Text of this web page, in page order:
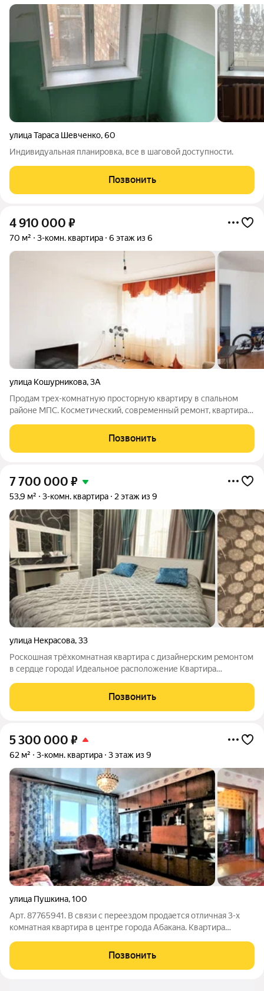
улица Тараса Шевченко,60
Индивидуальная планировка, все в шаговой доступности.
Позвонить
4 910 000 ₽
70 м² 3-комн. квартира 6 этаж из 6
улица Кошурникова,3А
Продам трех-комнатную просторную квартиру в спальном
районе МПС. Косметический, современный ремонт, квартира
стороны. На полу ламинат, потолок натяжной. Также в
квартире два балкона. Рядом вся
Позвонить
7 700 000 ₽
53,9 м² 3-комн. квартира 2 этаж из 9
улица Некрасова,33
Роскошная трёхкомнатная квартира с дизайнерским ремонтом
в сердце города! Идеальное расположение Квартира
лучших кафе, ресторанов, магазинов, парков и транспортных
развязок. Вы сможете
Позвонить
5 300 000 ₽
62 м² 3-комн. квартира 3 этаж из 9
улица Пушкина,100
Арт. 87765941. В связи с переездом продается отличная 3-х
комнатная квартира в центре города Абакана. Квартира
построенного в 1980 гoду. Общая площадь квартиры 61 кв.м,
площадь кухни - 9 кв.м.
Позвонить